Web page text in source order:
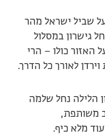
שביל ישראל מהר
גישרון במסלול
האזור כולו – הרי
לאורך כל הדרך.
הלילה נחל שלמה
משותפת,
מלא כיף.